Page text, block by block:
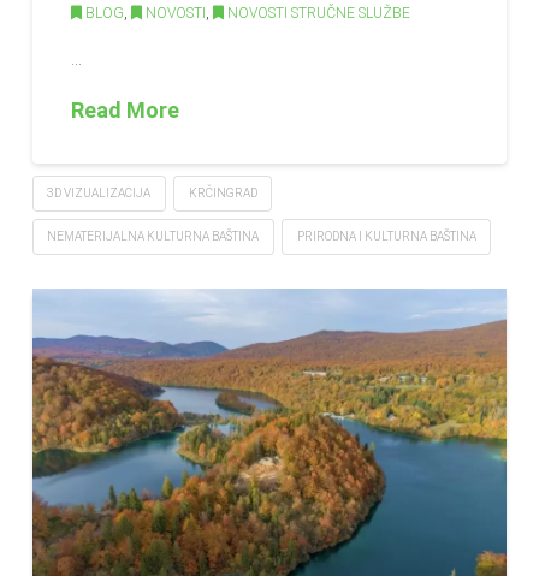
BLOG, NOVOSTI , NOVOSTI STRUČNE SLUŽBE
Read More
3D VIZUALIZACIJA KRČINGRAD
NEMATERIJALNA KULTURNA BAŠTINA PRIRODNA I KULTURNA BAŠTINA